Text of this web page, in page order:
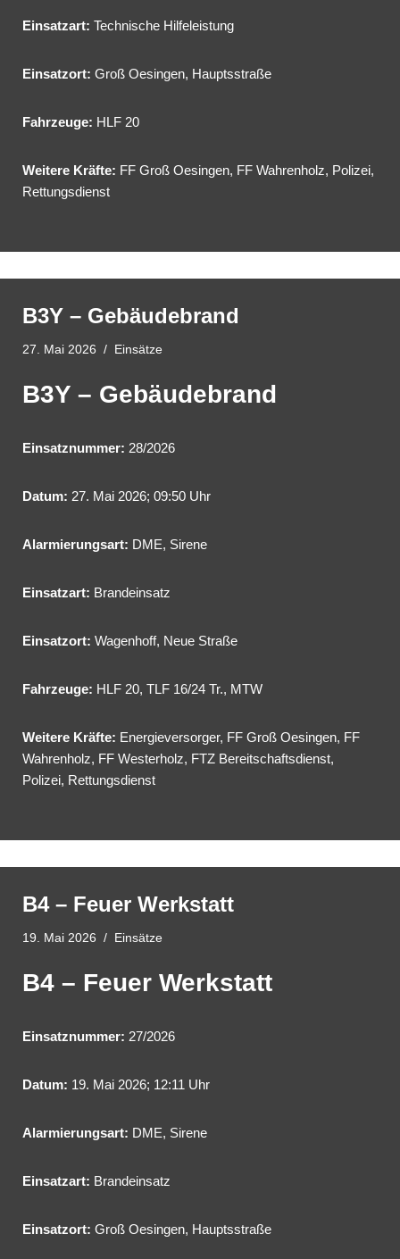
Einsatzart: Technische Hilfeleistung
Einsatzort: Groß Oesingen, Hauptsstraße
Fahrzeuge: HLF 20
Weitere Kräfte: FF Groß Oesingen, FF Wahrenholz, Polizei,
Rettungsdienst
B3Y – Gebäudebrand
27. Mai 2026 Einsätze
B3Y – Gebäudebrand
Einsatznummer: 28/2026
Datum: 27. Mai 2026; 09:50 Uhr
Alarmierungsart: DME, Sirene
Einsatzart: Brandeinsatz
Einsatzort: Wagenhoff, Neue Straße
Fahrzeuge: HLF 20, TLF 16/24 Tr., MTW
Weitere Kräfte: Energieversorger, FF Groß Oesingen, FF
Wahrenholz, FF Westerholz, FTZ Bereitschaftsdienst,
Polizei, Rettungsdienst
B4 – Feuer Werkstatt
19. Mai 2026 Einsätze
B4 – Feuer Werkstatt
Einsatznummer: 27/2026
Datum: 19. Mai 2026; 12:11 Uhr
Alarmierungsart: DME, Sirene
Einsatzart: Brandeinsatz
Einsatzort: Groß Oesingen, Hauptsstraße